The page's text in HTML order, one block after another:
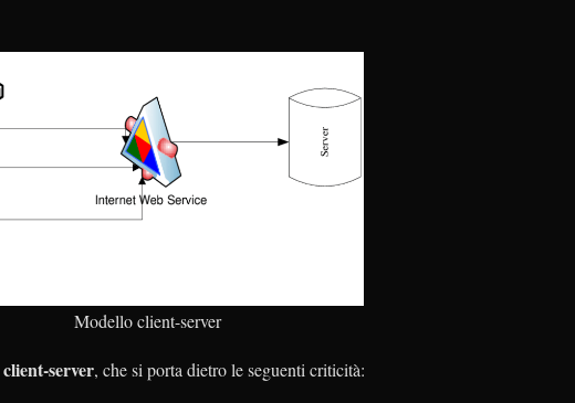
Modello client-server
client-server, che si porta dietro le seguenti criticità: